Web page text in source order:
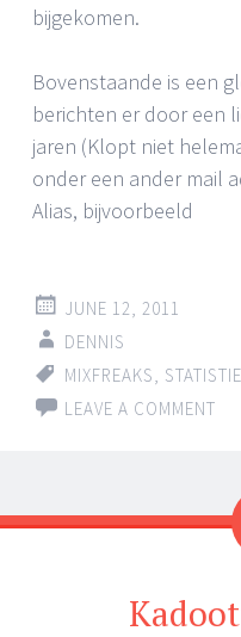
bijgekomen.
Bovenstaande is een
berichten er door een
jaren (Klopt niet
onder een ander mail
Alias, bijvoorbeeld
JUNE 12, 2011
DENNIS
MIXFREAKS
LEAVE A COMMENT